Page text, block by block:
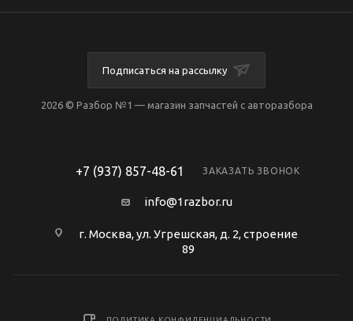
Подписаться на рассылку
2026 © Разбор №1 — магазин запчастей с авторазбора
+7 (937) 857-48-61 ЗАКАЗАТЬ ЗВОНОК
info@1razbor.ru
г. Москва, ул. Угрешская, д. 2, строение
89